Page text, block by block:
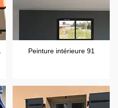
Peinture intérieure 91